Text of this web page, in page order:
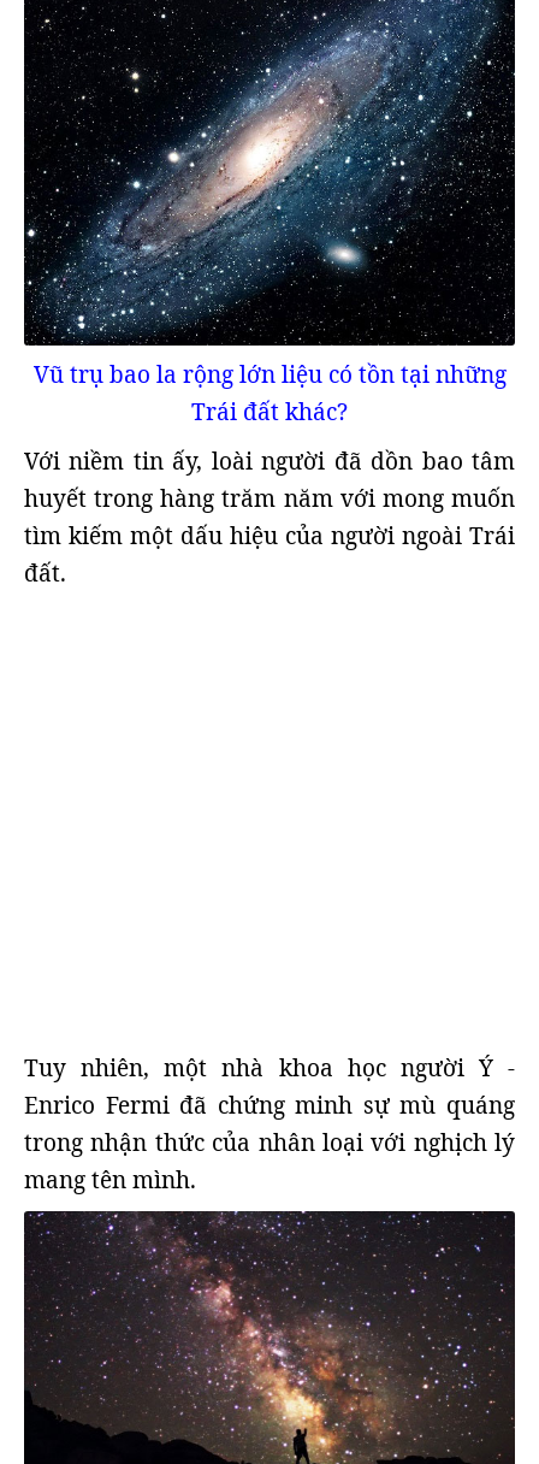
Vũ trụ bao la rộng lớn liệu có tồn tại những
Trái đất khác?
Với niềm tin ấy, loài người đã dồn bao tâm
huyết trong hàng trăm năm với mong muốn
tìm kiếm một dấu hiệu của người ngoài Trái
đất.
Tuy nhiên, một nhà khoa học người Ý -
Enrico Fermi đã chứng minh sự mù quáng
trong nhận thức của nhân loại với nghịch lý
mang tên mình.